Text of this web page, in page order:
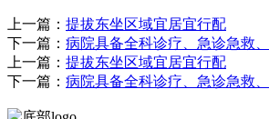
上一篇： 提拔东坐区域宜居宜行配
下一篇： 病院具备全科诊疗、急诊急救
上一篇： 提拔东坐区域宜居宜行配
下一篇： 病院具备全科诊疗、急诊急救